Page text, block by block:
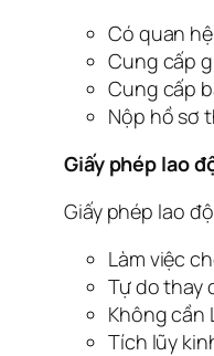
Có quan
Cung cấp
Cung cấp
Nộp hồ sơ
Giấy phép lao
Giấy phép lao
Làm việc
Tự do thay
Không cần
Tích lũy